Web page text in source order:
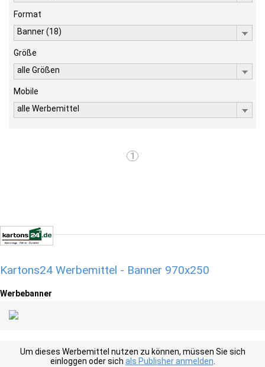
Format
Banner (18)
Größe
alle Größen
Mobile
alle Werbemittel
1
Kartons24 Werbemittel - Banner 970x250
Werbebanner
Um dieses Werbemittel nutzen zu können, müssen Sie sich
einloggen oder sich als Publisher anmelden